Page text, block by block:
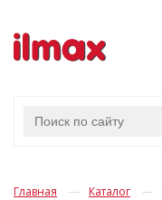
Главная Каталог